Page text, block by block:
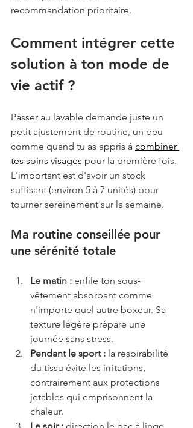
recommandation prioritaire.
Comment intégrer cette
solution à ton mode de
vie actif ?
Passer au lavable demande juste un
petit ajustement de routine, un peu
comme quand tu as appris à combiner
tes soins visages pour la première fois.
L'important est d'avoir un stock
suffisant (environ 5 à 7 unités) pour
tourner sereinement sur la semaine.
Ma routine conseillée pour
une sérénité totale
Le matin : enfile ton sous-
vêtement absorbant comme
n'importe quel autre boxeur. Sa
texture légère prépare une
journée sans stress.
Pendant le sport : la respirabilité
du tissu évite les irritations,
contrairement aux protections
jetables qui emprisonnent la
chaleur.